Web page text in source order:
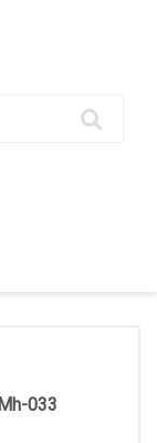
033